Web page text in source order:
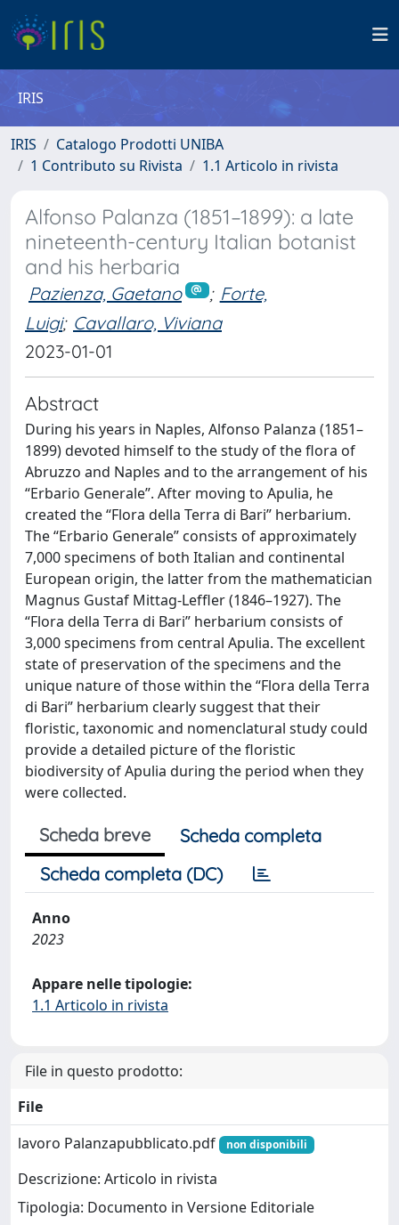
IRIS
IRIS
Catalogo Prodotti UNIBA
1 Contributo su Rivista
1.1 Articolo in rivista
Alfonso Palanza (1851–1899): a late
nineteenth-century Italian botanist
and his herbaria
Pazienza, Gaetano ; Forte,
Luigi; Cavallaro, Viviana
2023-01-01
Abstract
During his years in Naples, Alfonso Palanza (1851–
1899) devoted himself to the study of the ﬂora of
Abruzzo and Naples and to the arrangement of his
“Erbario Generale”. After moving to Apulia, he
created the “Flora della Terra di Bari” herbarium.
The “Erbario Generale” consists of approximately
7,000 specimens of both Italian and continental
European origin, the latter from the mathematician
Magnus Gustaf Mittag-Lefﬂer (1846–1927). The
“Flora della Terra di Bari” herbarium consists of
3,000 specimens from central Apulia. The excellent
state of preservation of the specimens and the
unique nature of those within the “Flora della Terra
di Bari” herbarium clearly suggest that their
ﬂoristic, taxonomic and nomenclatural study could
provide a detailed picture of the ﬂoristic
biodiversity of Apulia during the period when they
were collected.
Scheda breve
Scheda completa
Scheda completa (DC)
Anno
2023
Appare nelle tipologie:
1.1 Articolo in rivista
File in questo prodotto:
File
lavoro Palanzapubblicato.pdf
non disponibili
Descrizione: Articolo in rivista
Tipologia: Documento in Versione Editoriale